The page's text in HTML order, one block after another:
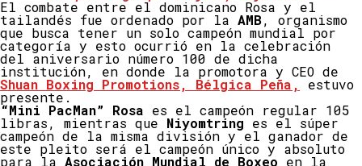
El combate entre el dominicano Rosa y el
tailandés fue ordenado por la AMB, organismo
que busca tener un solo campeón mundial por
categoría y esto ocurrió en la celebración
del aniversario número 100 de dicha
institución, en donde la promotora y CEO de
Shuan Boxing Promotions, Bélgica Peña, estuvo
presente.
“Mini PacMan” Rosa es el campeón regular 105
libras, mientras que Niyomtring es el súper
campeón de la misma división y el ganador de
este pleito será el campeón único y absoluto
para la Asociación Mundial de Boxeo en la